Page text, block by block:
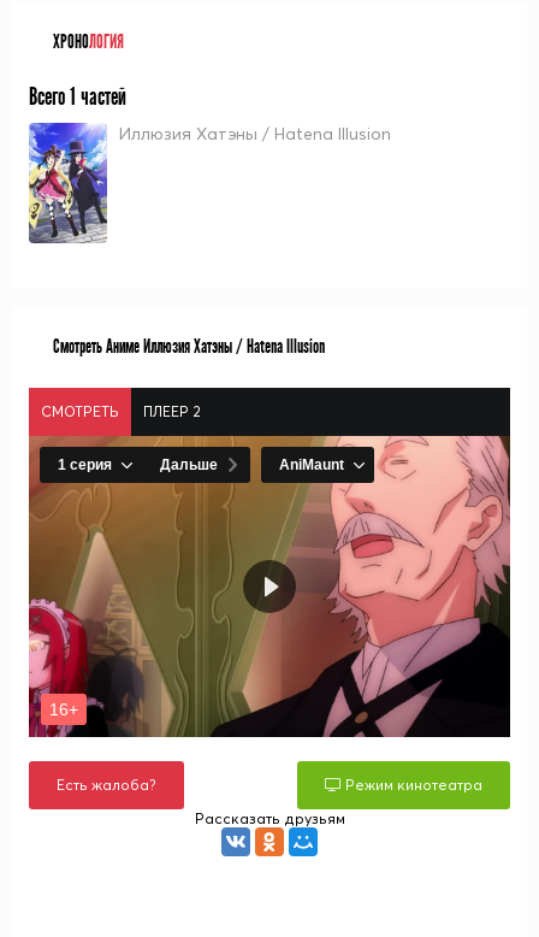
ХРОНОЛОГИЯ
Всего 1 частей
Иллюзия Хатэны / Hatena Illusion
Смотреть Аниме Иллюзия Хатэны / Hatena Illusion
СМОТРЕТЬ ПЛЕЕР 2
Есть жалоба?
Режим кинотеатра
Рассказать друзьям